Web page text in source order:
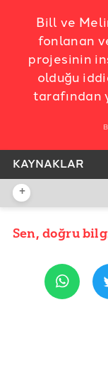
Bill ve
fonlanan
projesinin
olduğu
tarafından
KAYNAKLAR
İDDİA KAYNAĞI
REFERANSLAR
Haber Kaynağı
SCAN web
+
YAYIN TARİHİ
Sen, doğru